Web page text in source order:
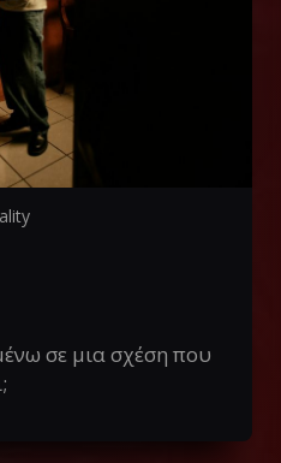
σε μια σχέση που